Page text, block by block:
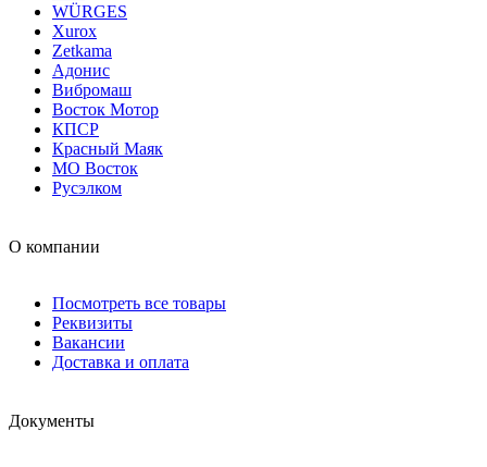
WÜRGES
Xurox
Zetkama
Адонис
Вибромаш
Восток Мотор
КПСР
Красный Маяк
МО Восток
Русэлком
О компании
Посмотреть все товары
Реквизиты
Вакансии
Доставка и оплата
Документы